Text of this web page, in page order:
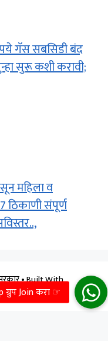
गॅस सबसिडी बंद
सुरू कशी करावी;
महिला व
ठिकाणी संपूर्ण
• Built With